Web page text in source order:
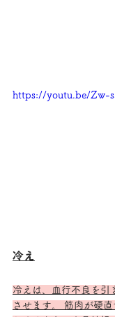
https://youtu.be/Zw-
冷え
冷えは、血行不良を引
させます。 筋肉が硬